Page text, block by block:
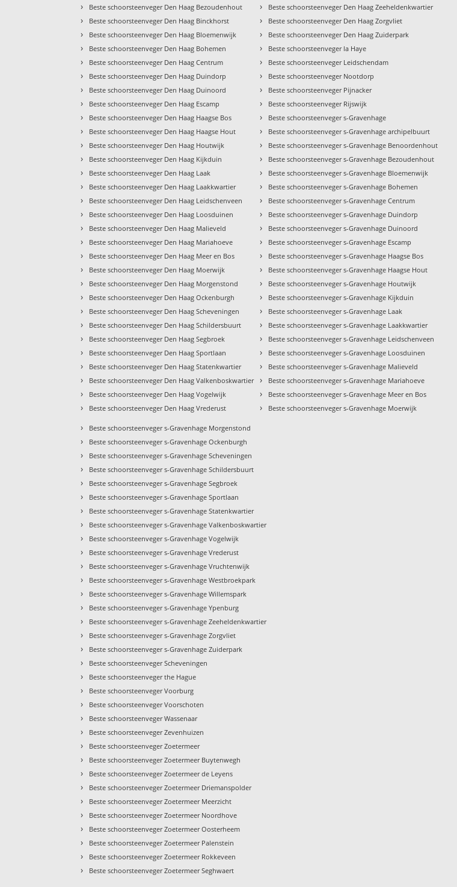
› Beste schoorsteenveger Den Haag Bezoudenhout
› Beste schoorsteenveger Den Haag Binckhorst
› Beste schoorsteenveger Den Haag Bloemenwijk
› Beste schoorsteenveger Den Haag Bohemen
› Beste schoorsteenveger Den Haag Centrum
› Beste schoorsteenveger Den Haag Duindorp
› Beste schoorsteenveger Den Haag Duinoord
› Beste schoorsteenveger Den Haag Escamp
› Beste schoorsteenveger Den Haag Haagse Bos
› Beste schoorsteenveger Den Haag Haagse Hout
› Beste schoorsteenveger Den Haag Houtwijk
› Beste schoorsteenveger Den Haag Kijkduin
› Beste schoorsteenveger Den Haag Laak
› Beste schoorsteenveger Den Haag Laakkwartier
› Beste schoorsteenveger Den Haag Leidschenveen
› Beste schoorsteenveger Den Haag Loosduinen
› Beste schoorsteenveger Den Haag Malieveld
› Beste schoorsteenveger Den Haag Mariahoeve
› Beste schoorsteenveger Den Haag Meer en Bos
› Beste schoorsteenveger Den Haag Moerwijk
› Beste schoorsteenveger Den Haag Morgenstond
› Beste schoorsteenveger Den Haag Ockenburgh
› Beste schoorsteenveger Den Haag Scheveningen
› Beste schoorsteenveger Den Haag Schildersbuurt
› Beste schoorsteenveger Den Haag Segbroek
› Beste schoorsteenveger Den Haag Sportlaan
› Beste schoorsteenveger Den Haag Statenkwartier
› Beste schoorsteenveger Den Haag Valkenboskwartier
› Beste schoorsteenveger Den Haag Vogelwijk
› Beste schoorsteenveger Den Haag Vrederust
› Beste schoorsteenveger Den Haag Zeeheldenkwartier
› Beste schoorsteenveger Den Haag Zorgvliet
› Beste schoorsteenveger Den Haag Zuiderpark
› Beste schoorsteenveger la Haye
› Beste schoorsteenveger Leidschendam
› Beste schoorsteenveger Nootdorp
› Beste schoorsteenveger Pijnacker
› Beste schoorsteenveger Rijswijk
› Beste schoorsteenveger s-Gravenhage
› Beste schoorsteenveger s-Gravenhage archipelbuurt
› Beste schoorsteenveger s-Gravenhage Benoordenhout
› Beste schoorsteenveger s-Gravenhage Bezoudenhout
› Beste schoorsteenveger s-Gravenhage Bloemenwijk
› Beste schoorsteenveger s-Gravenhage Bohemen
› Beste schoorsteenveger s-Gravenhage Centrum
› Beste schoorsteenveger s-Gravenhage Duindorp
› Beste schoorsteenveger s-Gravenhage Duinoord
› Beste schoorsteenveger s-Gravenhage Escamp
› Beste schoorsteenveger s-Gravenhage Haagse Bos
› Beste schoorsteenveger s-Gravenhage Haagse Hout
› Beste schoorsteenveger s-Gravenhage Houtwijk
› Beste schoorsteenveger s-Gravenhage Kijkduin
› Beste schoorsteenveger s-Gravenhage Laak
› Beste schoorsteenveger s-Gravenhage Laakkwartier
› Beste schoorsteenveger s-Gravenhage Leidschenveen
› Beste schoorsteenveger s-Gravenhage Loosduinen
› Beste schoorsteenveger s-Gravenhage Malieveld
› Beste schoorsteenveger s-Gravenhage Mariahoeve
› Beste schoorsteenveger s-Gravenhage Meer en Bos
› Beste schoorsteenveger s-Gravenhage Moerwijk
› Beste schoorsteenveger s-Gravenhage Morgenstond
› Beste schoorsteenveger s-Gravenhage Ockenburgh
› Beste schoorsteenveger s-Gravenhage Scheveningen
› Beste schoorsteenveger s-Gravenhage Schildersbuurt
› Beste schoorsteenveger s-Gravenhage Segbroek
› Beste schoorsteenveger s-Gravenhage Sportlaan
› Beste schoorsteenveger s-Gravenhage Statenkwartier
› Beste schoorsteenveger s-Gravenhage Valkenboskwartier
› Beste schoorsteenveger s-Gravenhage Vogelwijk
› Beste schoorsteenveger s-Gravenhage Vrederust
› Beste schoorsteenveger s-Gravenhage Vruchtenwijk
› Beste schoorsteenveger s-Gravenhage Westbroekpark
› Beste schoorsteenveger s-Gravenhage Willemspark
› Beste schoorsteenveger s-Gravenhage Ypenburg
› Beste schoorsteenveger s-Gravenhage Zeeheldenkwartier
› Beste schoorsteenveger s-Gravenhage Zorgvliet
› Beste schoorsteenveger s-Gravenhage Zuiderpark
› Beste schoorsteenveger Scheveningen
› Beste schoorsteenveger the Hague
› Beste schoorsteenveger Voorburg
› Beste schoorsteenveger Voorschoten
› Beste schoorsteenveger Wassenaar
› Beste schoorsteenveger Zevenhuizen
› Beste schoorsteenveger Zoetermeer
› Beste schoorsteenveger Zoetermeer Buytenwegh
› Beste schoorsteenveger Zoetermeer de Leyens
› Beste schoorsteenveger Zoetermeer Driemanspolder
› Beste schoorsteenveger Zoetermeer Meerzicht
› Beste schoorsteenveger Zoetermeer Noordhove
› Beste schoorsteenveger Zoetermeer Oosterheem
› Beste schoorsteenveger Zoetermeer Palenstein
› Beste schoorsteenveger Zoetermeer Rokkeveen
› Beste schoorsteenveger Zoetermeer Seghwaert